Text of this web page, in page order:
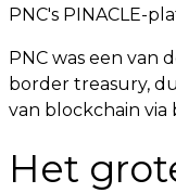
PNC's PINACLE-
PNC was een van
border treasury,
van blockchain via
Het